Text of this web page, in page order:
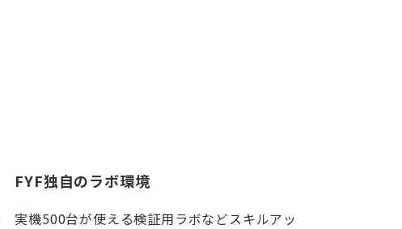
FYF独自のラボ環境
実機500台が使える検証用ラボなどスキルアッ